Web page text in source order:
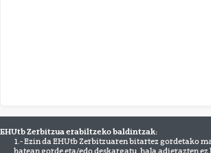
EHUtb Zerbitzua erabiltzeko baldintzak:
1.- Ezin da EHUtb Zerbitzuaren bitartez gordetako
batean gorde eta/edo deskargatu, hala adierazten ez